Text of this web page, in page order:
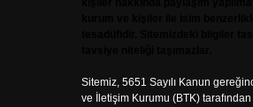
Sitemiz, 5651 Sayılı Kanun
ve İletişim Kurumu (BTK)